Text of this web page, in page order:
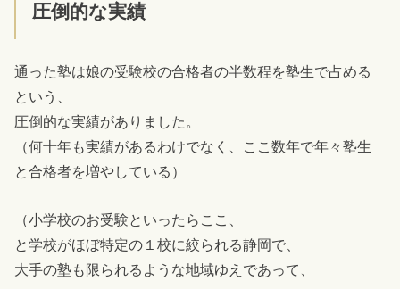
圧倒的な実績
通った塾は娘の受験校の合格者の半数程を塾生で占める
という、
圧倒的な実績がありました。
（何十年も実績があるわけでなく、ここ数年で年々塾生
と合格者を増やしている）
（小学校のお受験といったらここ、
と学校がほぼ特定の１校に絞られる静岡で、
大手の塾も限られるような地域ゆえであって、